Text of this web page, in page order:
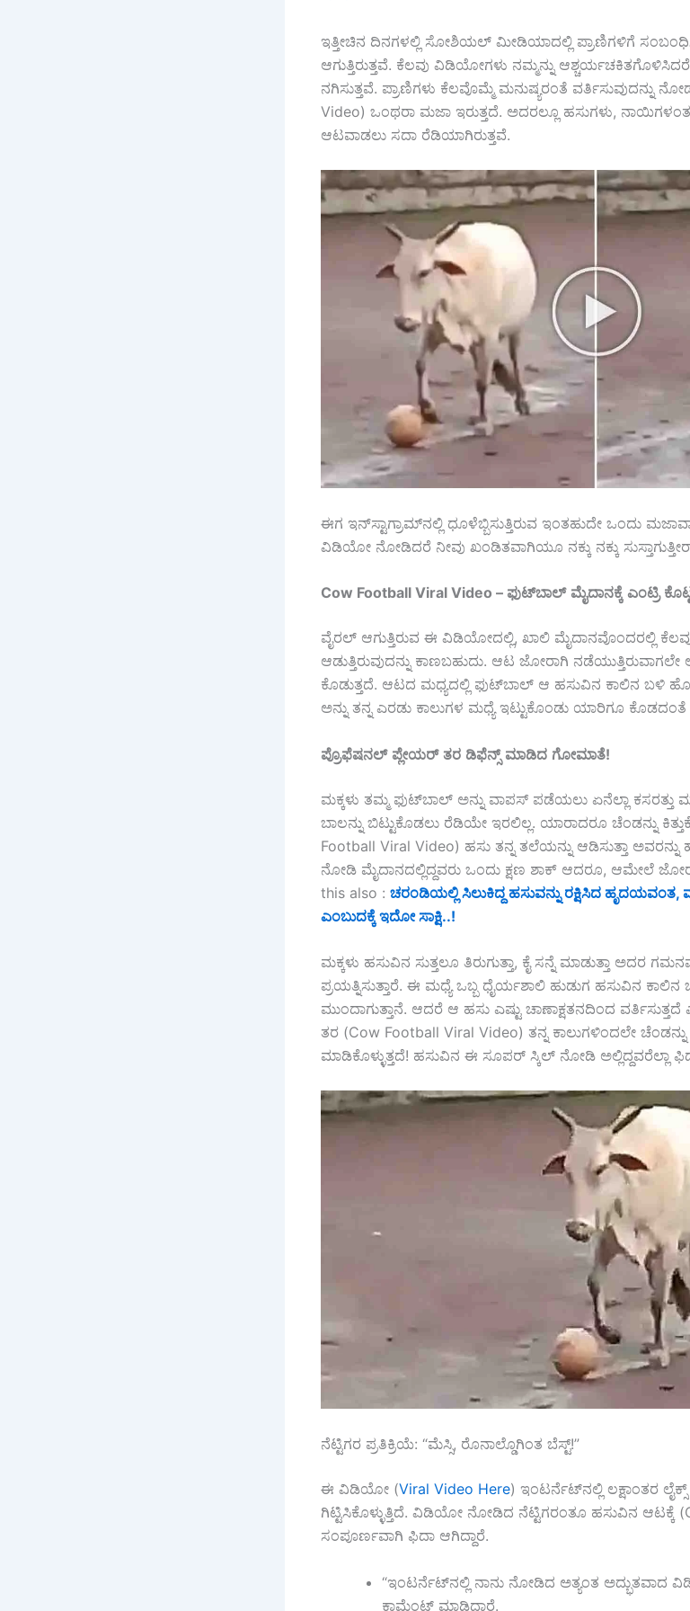
ಇತ್ತೀಚಿನ ದಿನಗಳಲ್ಲಿ ಸೋಶಿಯಲ್ ಮೀಡಿಯಾದಲ್ಲಿ ಪ್ರಾಣಿಗಳಿಗೆ
ಆಗುತ್ತಿರುತ್ತವೆ. ಕೆಲವು ವಿಡಿಯೋಗಳು ನಮ್ಮನ್ನು ಆಶ್ಚರ್ಯಚಕಿತಗೊಳಿಸಿದರೆ,
ನಗಿಸುತ್ತವೆ. ಪ್ರಾಣಿಗಳು ಕೆಲವೊಮ್ಮೆ ಮನುಷ್ಯರಂತೆ ವರ್ತಿಸುವುದನ್ನು
Video) ಒಂಥರಾ ಮಜಾ ಇರುತ್ತದೆ. ಅದರಲ್ಲೂ ಹಸುಗಳು,
ಆಟವಾಡಲು ಸದಾ ರೆಡಿಯಾಗಿರುತ್ತವೆ.
ಈಗ ಇನ್‌ಸ್ಟಾಗ್ರಾಮ್‌ನಲ್ಲಿ ಧೂಳೆಬ್ಬಿಸುತ್ತಿರುವ ಇಂತಹುದೇ ಒಂದು
ವಿಡಿಯೋ ನೋಡಿದರೆ ನೀವು ಖಂಡಿತವಾಗಿಯೂ ನಕ್ಕು ನಕ್ಕು
Cow Football Viral Video – ಫುಟ್ಬಾಲ್ ಮೈದಾನಕ್ಕೆ ಎಂಟ್ರಿ
ವೈರಲ್ ಆಗುತ್ತಿರುವ ಈ ವಿಡಿಯೋದಲ್ಲಿ, ಖಾಲಿ ಮೈದಾನವೊಂದರಲ್ಲಿ
ಆಡುತ್ತಿರುವುದನ್ನು ಕಾಣಬಹುದು. ಆಟ ಜೋರಾಗಿ ನಡೆಯುತ್ತಿರುವಾಗಲೇ
ಕೊಡುತ್ತದೆ. ಆಟದ ಮಧ್ಯದಲ್ಲಿ ಫುಟ್‌ಬಾಲ್ ಆ ಹಸುವಿನ ಕಾಲಿನ ಬಳಿ
ಅನ್ನು ತನ್ನ ಎರಡು ಕಾಲುಗಳ ಮಧ್ಯೆ ಇಟ್ಟುಕೊಂಡು ಯಾರಿಗೂ
ಪ್ರೊಫೆಷನಲ್ ಪ್ಲೇಯರ್ ತರ ಡಿಫೆನ್ಸ್ ಮಾಡಿದ ಗೋಮಾತೆ!
ಮಕ್ಕಳು ತಮ್ಮ ಫುಟ್‌ಬಾಲ್ ಅನ್ನು ವಾಪಸ್ ಪಡೆಯಲು ಏನೆಲ್ಲಾ ಕಸರತ್ತು
ಬಾಲನ್ನು ಬಿಟ್ಟುಕೊಡಲು ರೆಡಿಯೇ ಇರಲಿಲ್ಲ. ಯಾರಾದರೂ ಚೆಂಡನ್ನು
Football Viral Video) ಹಸು ತನ್ನ ತಲೆಯನ್ನು ಆಡಿಸುತ್ತಾ ಅವರನ್ನು
ನೋಡಿ ಮೈದಾನದಲ್ಲಿದ್ದವರು ಒಂದು ಕ್ಷಣ ಶಾಕ್ ಆದರೂ, ಆಮೇಲೆ
this also : ಚರಂಡಿಯಲ್ಲಿ ಸಿಲುಕಿದ್ದ ಹಸುವನ್ನು ರಕ್ಷಿಸಿದ
ಎಂಬುದಕ್ಕೆ ಇದೋ ಸಾಕ್ಷಿ..!
ಮಕ್ಕಳು ಹಸುವಿನ ಸುತ್ತಲೂ ತಿರುಗುತ್ತಾ, ಕೈ ಸನ್ನೆ ಮಾಡುತ್ತಾ ಅದರ
ಪ್ರಯತ್ನಿಸುತ್ತಾರೆ. ಈ ಮಧ್ಯೆ ಒಬ್ಬ ಧೈರ್ಯಶಾಲಿ ಹುಡುಗ ಹಸುವಿನ
ಮುಂದಾಗುತ್ತಾನೆ. ಆದರೆ ಆ ಹಸು ಎಷ್ಟು ಚಾಣಾಕ್ಷತನದಿಂದ
ತರ (Cow Football Viral Video) ತನ್ನ ಕಾಲುಗಳಿಂದಲೇ
ಮಾಡಿಕೊಳ್ಳುತ್ತದೆ! ಹಸುವಿನ ಈ ಸೂಪರ್ ಸ್ಕಿಲ್ ನೋಡಿ ಅಲ್ಲಿದ್ದವರೆಲ್ಲಾ
ನೆಟ್ಟಿಗರ ಪ್ರತಿಕ್ರಿಯೆ: “ಮೆಸ್ಸಿ, ರೊನಾಲ್ಡೊಗಿಂತ ಬೆಸ್ಟ್!”
ಈ ವಿಡಿಯೋ (Viral Video Here) ಇಂಟರ್ನೆಟ್‌ನಲ್ಲಿ ಲಕ್ಷಾಂತರ
ಗಿಟ್ಟಿಸಿಕೊಳ್ಳುತ್ತಿದೆ. ವಿಡಿಯೋ ನೋಡಿದ ನೆಟ್ಟಿಗರಂತೂ ಹಸುವಿನ ಆಟಕ್ಕೆ
ಸಂಪೂರ್ಣವಾಗಿ ಫಿದಾ ಆಗಿದ್ದಾರೆ.
“ಇಂಟರ್ನೆಟ್‌ನಲ್ಲಿ ನಾನು ನೋಡಿದ ಅತ್ಯಂತ ಅದ್ಭುತವಾದ
ಕಾಮೆಂಟ್ ಮಾಡಿದ್ದಾರೆ.